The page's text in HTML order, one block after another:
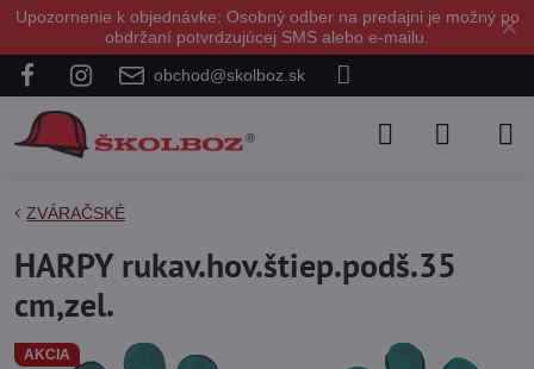
✕
Upozornenie k objednávke: Osobný odber na predajni je možný po
obdržaní potvrdzujúcej SMS alebo e-mailu.
obchod@skolboz.sk
AKCIA
ZVÁRAČSKÉ
HARPY rukav.hov.štiep.podš.35
cm,zel.